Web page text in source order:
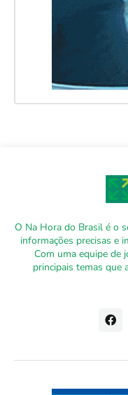
O Na Hora do Brasil é o
informações precisas e
Com uma equipe de
principais temas que